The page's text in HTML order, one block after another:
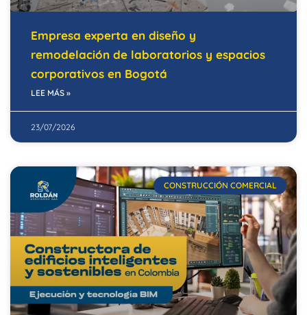
Empresa experta en diseño y
remodelación de laboratorios y espacios
corporativos en Bogotá
LEE MÁS »
23/07/2026
CONSTRUCCIÓN COMERCIAL